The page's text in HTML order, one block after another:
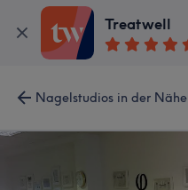
Treatwell
Nagelstudios in der Nähe